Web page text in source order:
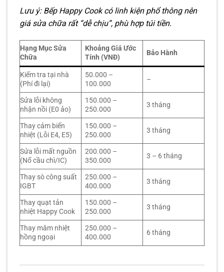
Lưu ý: Bếp Happy Cook có linh kiện phổ thông nên
giá sửa chữa rất “dễ chịu”, phù hợp túi tiền.
Hạng Mục Sửa
Chữa
Khoảng Giá Ước
Tính (VNĐ)
Bảo Hành
Kiểm tra tại nhà
(Phí đi lại)
50.000 –
100.000
–
Sửa lỗi không
nhận nồi (E0 ảo)
150.000 –
250.000
3 tháng
Thay cảm biến
nhiệt (Lỗi E4, E5)
150.000 –
250.000
3 tháng
Sửa lỗi mất nguồn
(Nổ cầu chì/IC)
200.000 –
350.000
3 – 6 tháng
Thay sò công suất
IGBT
250.000 –
400.000
3 tháng
Thay quạt tản
nhiệt Happy Cook
150.000 –
250.000
3 tháng
Thay mâm nhiệt
hồng ngoại
250.000 –
400.000
6 tháng